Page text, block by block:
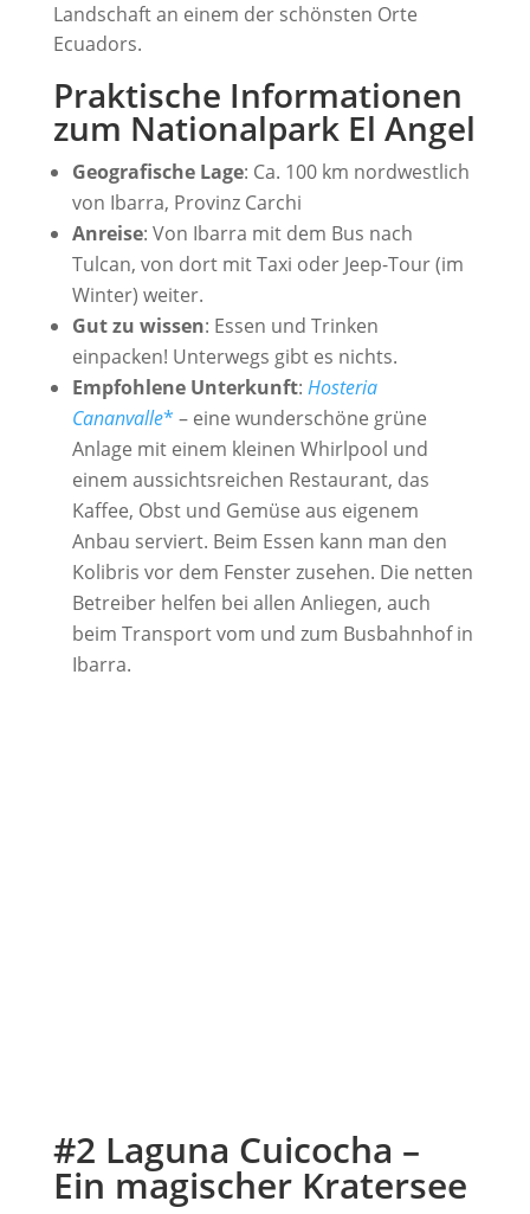
Landschaft an einem der schönsten Orte
Ecuadors.
Praktische Informationen
zum Nationalpark El Angel
Geografische Lage: Ca. 100 km nordwestlich
von Ibarra, Provinz Carchi
Anreise: Von Ibarra mit dem Bus nach
Tulcan, von dort mit Taxi oder Jeep-Tour (im
Winter) weiter.
Gut zu wissen: Essen und Trinken
einpacken! Unterwegs gibt es nichts.
Empfohlene Unterkunft: Hosteria
Cananvalle* – eine wunderschöne grüne
Anlage mit einem kleinen Whirlpool und
einem aussichtsreichen Restaurant, das
Kaffee, Obst und Gemüse aus eigenem
Anbau serviert. Beim Essen kann man den
Kolibris vor dem Fenster zusehen. Die netten
Betreiber helfen bei allen Anliegen, auch
beim Transport vom und zum Busbahnhof in
Ibarra.
#2 Laguna Cuicocha –
Ein magischer Kratersee